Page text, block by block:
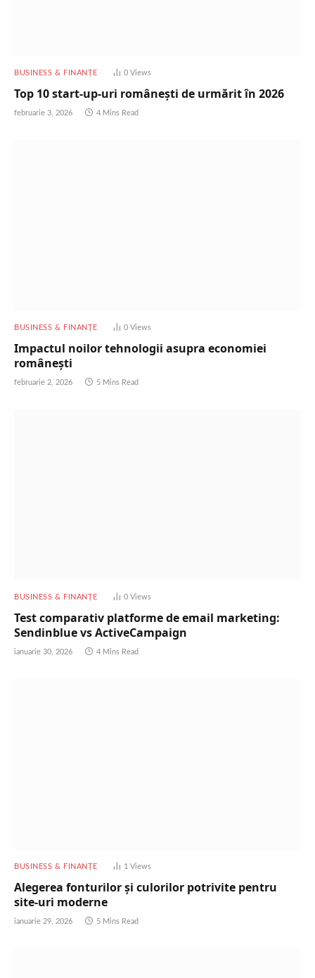
BUSINESS & FINANȚE 0 Views
Top 10 start-up-uri românești de urmărit în 2026
februarie 3, 2026 4 Mins Read
BUSINESS & FINANȚE 0 Views
Impactul noilor tehnologii asupra economiei
românești
februarie 2, 2026 5 Mins Read
BUSINESS & FINANȚE 0 Views
Test comparativ platforme de email marketing:
Sendinblue vs ActiveCampaign
ianuarie 30, 2026 4 Mins Read
BUSINESS & FINANȚE 1 Views
Alegerea fonturilor și culorilor potrivite pentru
site-uri moderne
ianuarie 29, 2026 5 Mins Read